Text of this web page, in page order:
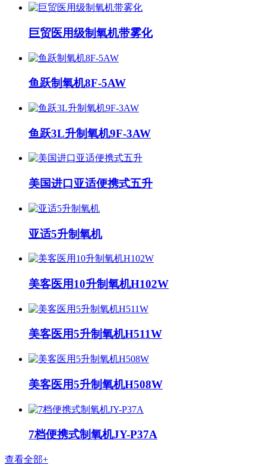
巨贸医用级制氧机带雾化
鱼跃制氧机8F-5AW
鱼跃3L升制氧机9F-3AW
美国进口亚适便携式五升
亚适5升制氧机
美客医用10升制氧机H102W
美客医用5升制氧机H511W
美客医用5升制氧机H508W
7档便携式制氧机JY-P37A
查看全部+